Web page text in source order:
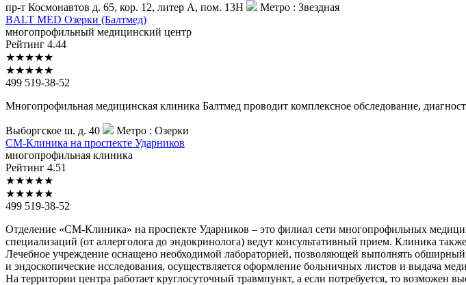
пр-т Космонавтов д. 65, кор. 12, литер А, пом. 13Н Метро : Звездная
BALT MED Озерки (Балтмед)
многопрофильный медицинский центр
Рейтинг 4.44
★★★★★
★★★★★
499 519-38-52
Многопрофильная медицинская клиника Балтмед проводит комплексное обследование,
Выборгское ш. д. 40 Метро : Озерки
СМ-Клиника на проспекте Ударников
многопрофильная клиника
Рейтинг 4.51
★★★★★
★★★★★
499 519-38-52
Отделение «СМ-Клиника» на проспекте Ударников – это филиал сети многопрофильных
специализаций (от аллерголога до эндокринолога) ведут консультативный прием. Клиника
Лечебное учреждение оснащено необходимой лабораторией, позволяющей выполнять
и эндоскопические исследования, осуществляется оформление больничных листов и выдача
На территории центра работает круглосуточный травмпункт, а если потребуется, то возможен